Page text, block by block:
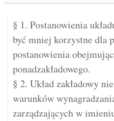
§ 1. Postanowienia
być mniej korzystne dla
postanowienia
ponadzakładowego.
§ 2. Układ zakładowy
warunków
zarządzających w